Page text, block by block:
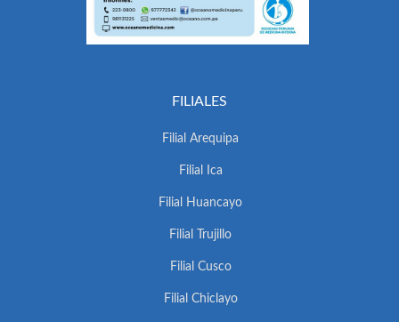
FILIALES
Filial Arequipa
Filial Ica
Filial Huancayo
Filial Trujillo
Filial Cusco
Filial Chiclayo